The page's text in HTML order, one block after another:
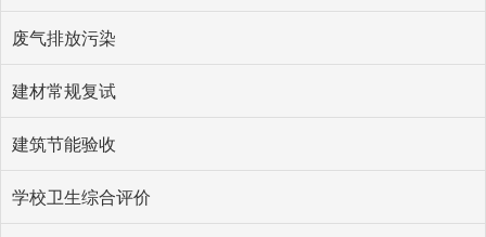
废气排放污染
建材常规复试
建筑节能验收
学校卫生综合评价